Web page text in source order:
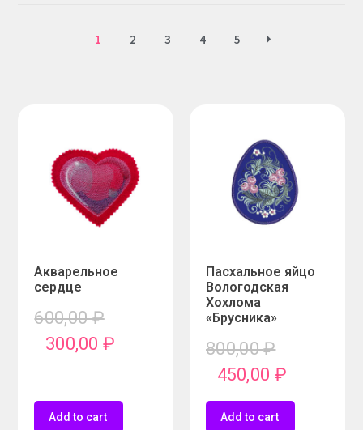
1 2 3 4 5
Акварельное
сердце
600,00₽
300,00₽
Add to cart
Пасхальное яйцо
Вологодская
Хохлома
«Брусника»
800,00₽
450,00 ₽
Add to cart